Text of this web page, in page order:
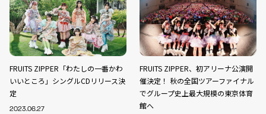
FRUITS ZIPPER「わたしの一番かわ
いいところ」シングルCDリリース決
定
2023.06.27
FRUITS ZIPPER、初アリーナ公演開
催決定！ 秋の全国ツアーファイナル
でグループ史上最大規模の東京体育
館へ